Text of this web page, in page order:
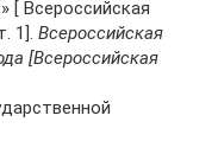
[ Всероссийская
1]. Всероссийская
[Всероссийская